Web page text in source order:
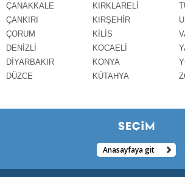
ÇANAKKALE
ÇANKIRI
ÇORUM
DENİZLİ
DİYARBAKIR
DÜZCE
KIRKLARELİ
KIRŞEHİR
KİLİS
KOCAELİ
KONYA
KÜTAHYA
Anasayfaya git